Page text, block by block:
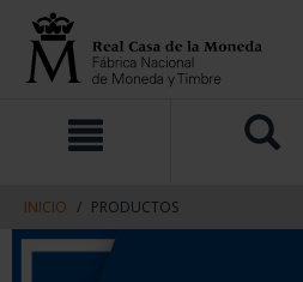
contenido
navegacin
INICIO PRODUCTOS